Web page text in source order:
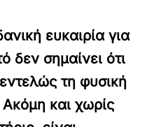
ευκαιρία για
δεν σημαίνει ότι
τη φυσική
και χωρίς